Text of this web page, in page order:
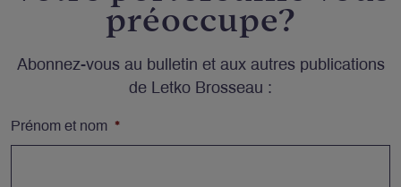
préoccupe?
Abonnez-vous au bulletin et aux autres publications
de Letko Brosseau :
Prénom et nom *